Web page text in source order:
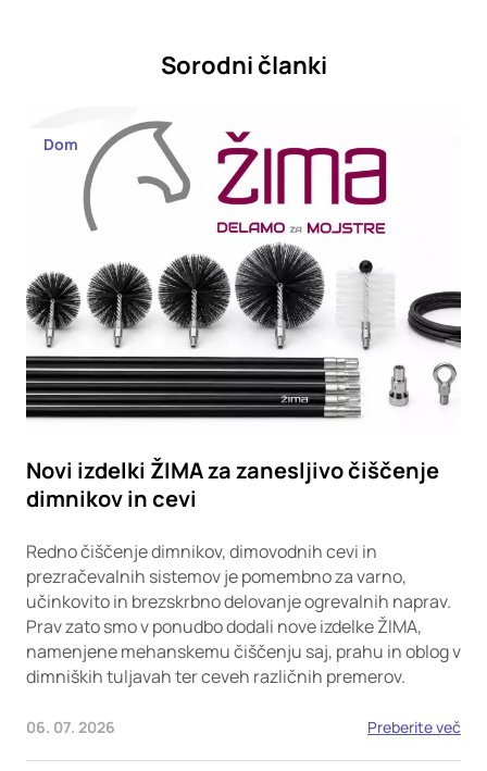
Sorodni članki
Dom
Novi izdelki ŽIMA za zanesljivo čiščenje
dimnikov in cevi
Redno čiščenje dimnikov, dimovodnih cevi in
prezračevalnih sistemov je pomembno za varno,
učinkovito in brezskrbno delovanje ogrevalnih naprav.
Prav zato smo v ponudbo dodali nove izdelke ŽIMA,
namenjene mehanskemu čiščenju saj, prahu in oblog v
dimniških tuljavah ter ceveh različnih premerov.
06. 07. 2026 Preberite več